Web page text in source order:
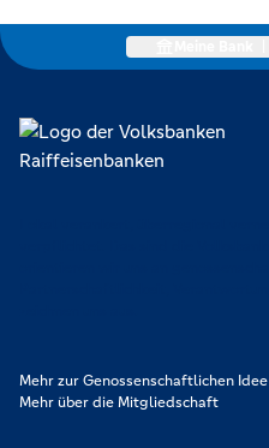
Mehr zur Genossenschaftlichen Idee
Mehr über die Mitgliedschaft